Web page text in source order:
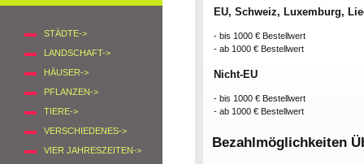
STÄDTE->
LANDSCHAFT->
HÄUSER->
PFLANZEN->
TIERE->
VERSCHIEDENES->
VIER JAHRESZEITEN->
EU, Schweiz, Luxemburg,
- bis 1000 € Bestellwert
- ab 1000 € Bestellwert
Nicht-EU
- bis 1000 € Bestellwert
- ab 1000 € Bestellwert
Bezahlmöglichkeiten